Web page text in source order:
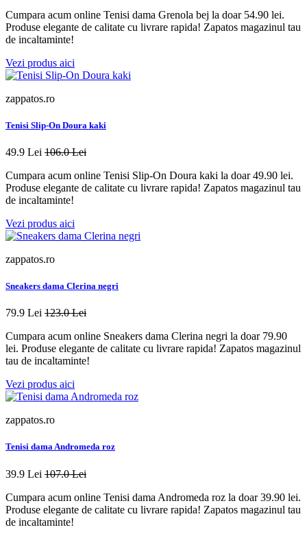
Cumpara acum online Tenisi dama Grenola bej la doar 54.90 lei.
Produse elegante de calitate cu livrare rapida! Zapatos magazinul tau
de incaltaminte!
Vezi produs aici
zappatos.ro
Tenisi Slip-On Doura kaki
49.9 Lei 106.0 Lei
Cumpara acum online Tenisi Slip-On Doura kaki la doar 49.90 lei.
Produse elegante de calitate cu livrare rapida! Zapatos magazinul tau
de incaltaminte!
Vezi produs aici
zappatos.ro
Sneakers dama Clerina negri
79.9 Lei 123.0 Lei
Cumpara acum online Sneakers dama Clerina negri la doar 79.90
lei. Produse elegante de calitate cu livrare rapida! Zapatos magazinul
tau de incaltaminte!
Vezi produs aici
zappatos.ro
Tenisi dama Andromeda roz
39.9 Lei 107.0 Lei
Cumpara acum online Tenisi dama Andromeda roz la doar 39.90 lei.
Produse elegante de calitate cu livrare rapida! Zapatos magazinul tau
de incaltaminte!